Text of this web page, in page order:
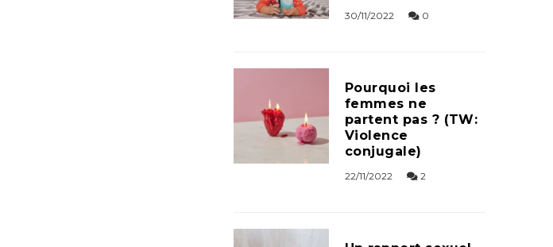
30/11/2022 0
Pourquoi les
femmes ne
partent pas ? (TW:
Violence
conjugale)
22/11/2022 2